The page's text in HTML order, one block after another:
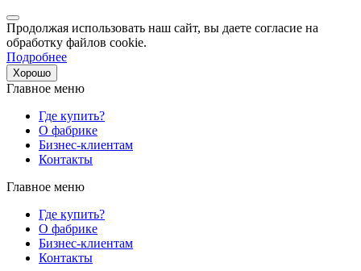
Продолжая использовать наш сайт, вы даете согласие на
обработку файлов cookie.
Подробнее
Хорошо
Главное меню
Где купить?
О фабрике
Бизнес-клиентам
Контакты
Главное меню
Где купить?
О фабрике
Бизнес-клиентам
Контакты